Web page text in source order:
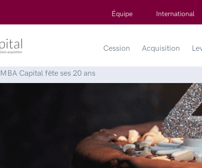
Équipe International
Cession Acquisition
MBA Capital fête ses 20 ans